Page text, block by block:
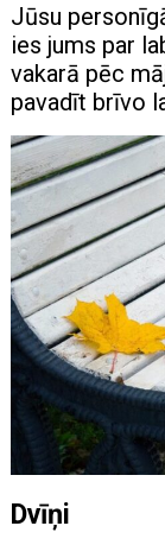
Jūsu
ies jums par
vakarā pēc
pavadīt brīvo
Dvīņi